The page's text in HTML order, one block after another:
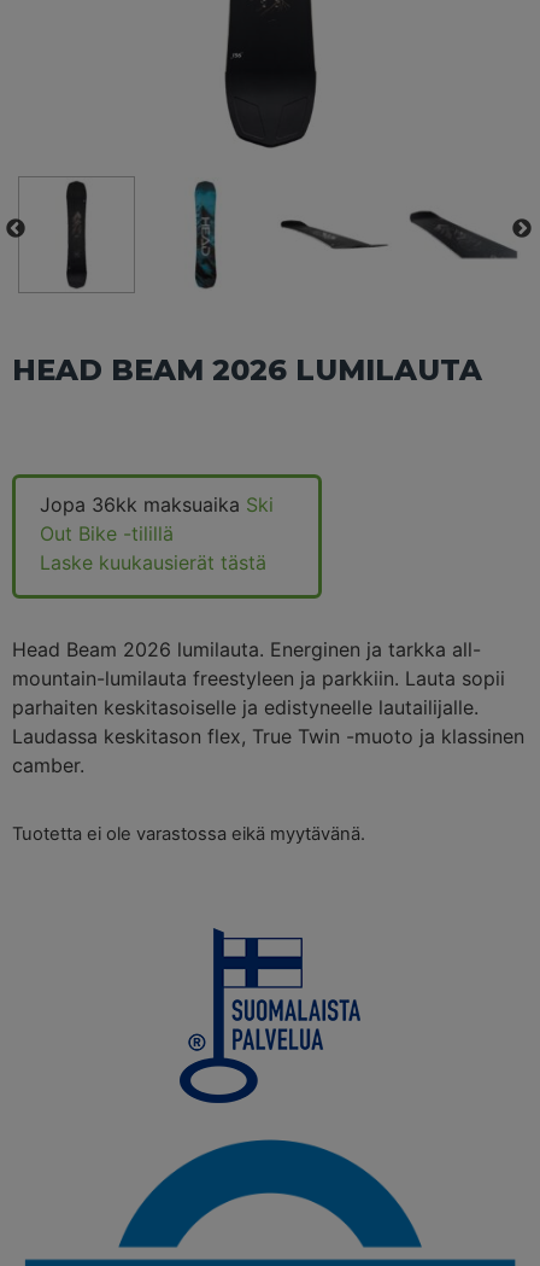
HEAD BEAM 2026 LUMILAUTA
Jopa 36kk maksuaika Ski
Out Bike -tilillä
Laske kuukausierät tästä
Head Beam 2026 lumilauta. Energinen ja tarkka all-
mountain-lumilauta freestyleen ja parkkiin. Lauta sopii
parhaiten keskitasoiselle ja edistyneelle lautailijalle.
Laudassa keskitason flex, True Twin -muoto ja klassinen
camber.
Tuotetta ei ole varastossa eikä myytävänä.